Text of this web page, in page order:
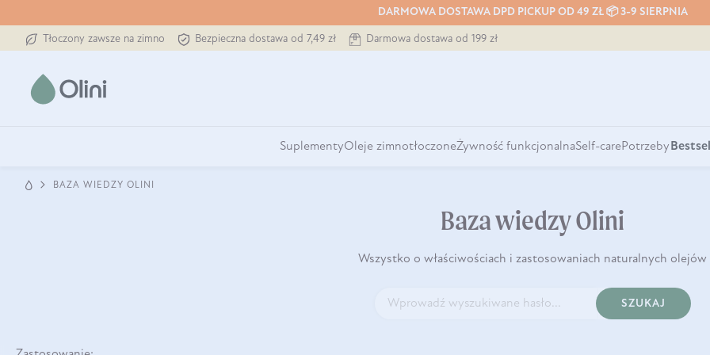
DARMOWA DOSTAWA DPD PICKUP OD 49 ZŁ 📦 3-9 SIERPNIA
Tłoczony zawsze na zimno Bezpieczna dostawa od 7,49 zł Darmowa dostawa od 199 zł
SuplementyOleje zimnotłoczoneŻywność funkcjonalnaSelf-carePotrzeby
BAZA WIEDZY OLINI
Baza wiedzy Olini
Wszystko o właściwościach i zastosowaniach naturalnych olejów
SZUKAJ